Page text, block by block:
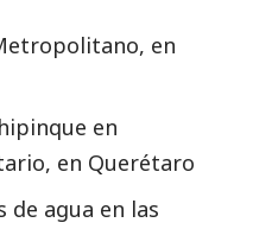
en
en
en Querétaro
agua en las